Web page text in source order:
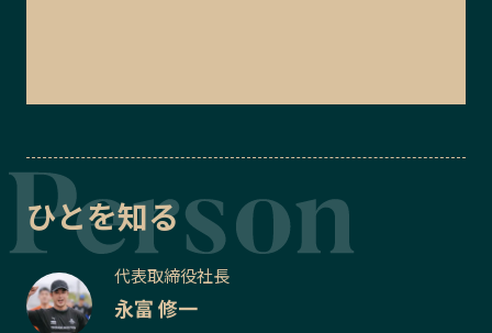
ひとを知る
代表取締役社長
永富 修一